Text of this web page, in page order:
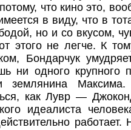
что кино это,
в виду, что в
но и со вкусом,
этого не легче. К
Бондарчук
ни одного крупного
землянина
как Лувр —
идеалиста